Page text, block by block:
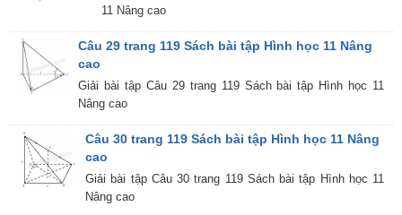
11 Nâng cao
Câu 29 trang 119 Sách bài tập Hình học 11 Nâng
cao
Giải bài tập Câu 29 trang 119 Sách bài tập Hình học 11
Nâng cao
Câu 30 trang 119 Sách bài tập Hình học 11 Nâng
cao
Giải bài tập Câu 30 trang 119 Sách bài tập Hình học 11
Nâng cao